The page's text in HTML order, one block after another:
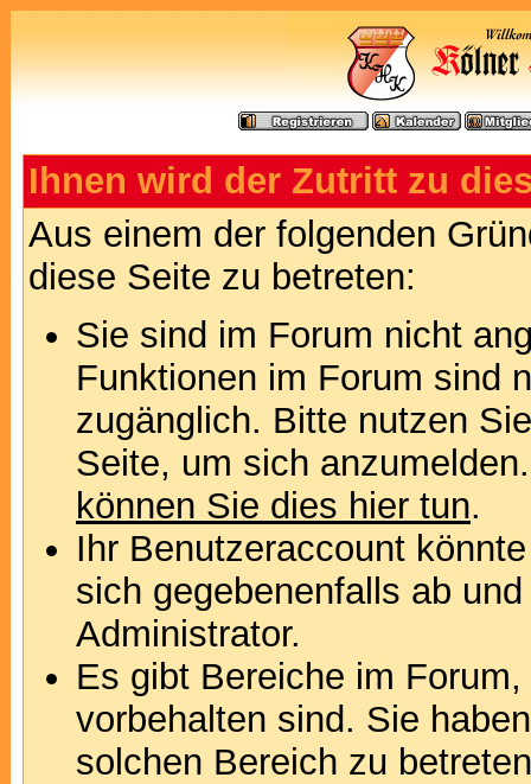
Ihnen wird der Zutritt zu
Aus einem der folgenden
diese Seite zu betreten:
Sie sind im Forum nicht
Funktionen im Forum sind
zugänglich. Bitte nutzen
Seite, um sich
können Sie dies hier tun.
Ihr Benutzeraccount
sich gegebenenfalls ab
Administrator.
Es gibt Bereiche im
vorbehalten sind. Sie
solchen Bereich zu